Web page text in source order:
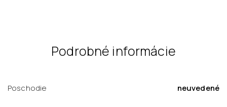
Podrobné informácie
Poschodie neuvedené